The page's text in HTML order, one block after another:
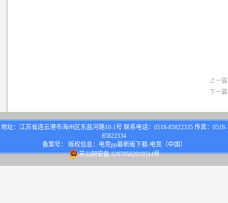
上一
下一
地址：江苏省连云港市海州区东盐河路10-1号 联系电话：0518-85822335 传真：0518-
85822334
备案号： 版权信息：电竞pp最新版下载-电竞（中国）
苏公网安备 32070502010514号